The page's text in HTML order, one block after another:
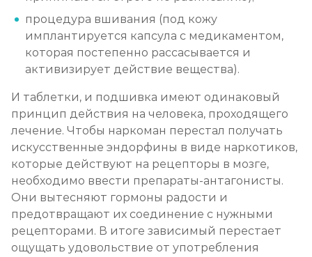
процедура вшивания (под кожу
имплантируется капсула с медикаментом,
которая постепенно рассасывается и
активизирует действие вещества).
И таблетки, и подшивка имеют одинаковый
принцип действия на человека, проходящего
лечение. Чтобы наркоман перестал получать
искусственные эндорфины в виде наркотиков,
которые действуют на рецепторы в мозге,
необходимо ввести препараты-антагонисты.
Они вытесняют гормоны радости и
предотвращают их соединение с нужными
рецепторами. В итоге зависимый перестает
ощущать удовольствие от употребления